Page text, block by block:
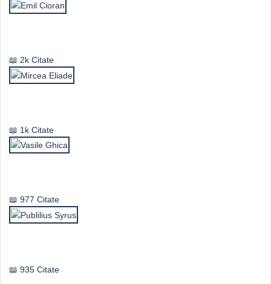
2k Citate
1k Citate
977 Citate
935 Citate